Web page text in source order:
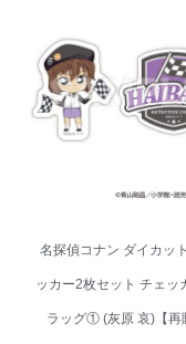
名探偵コナン ダイカット
カー2枚セット チェッカー
グ① (灰原 哀)【再販】
10月上旬発売
名探偵コナン ダイカッ
ッカー2枚セット チェッ
ラッグ① (灰原 哀)【再